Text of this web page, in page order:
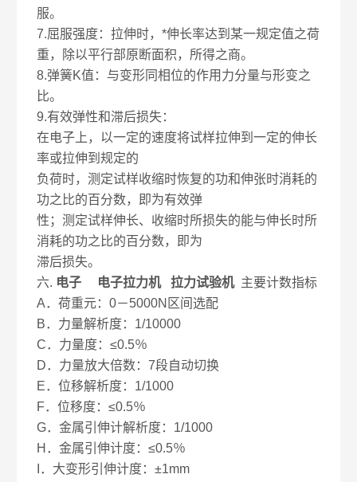
服。
7.屈服强度：拉伸时，*伸长率达到某一规定值之荷
重，除以平行部原断面积，所得之商。
8.弹簧K值：与变形同相位的作用力分量与形变之
比。
9.有效弹性和滞后损失：
在电子上，以一定的速度将试样拉伸到一定的伸长
率或拉伸到规定的
负荷时，测定试样收缩时恢复的功和伸张时消耗的
功之比的百分数，即为有效弹
性；测定试样伸长、收缩时所损失的能与伸长时所
消耗的功之比的百分数，即为
滞后损失。
六. 电子 电子拉力机 拉力试验机 主要计数指标
A．荷重元：0－5000N区间选配
B．力量解析度：1/10000
C．力量度：≤0.5％
D．力量放大倍数：7段自动切换
E．位移解析度：1/1000
F．位移度：≤0.5％
G．金属引伸计解析度：1/1000
H．金属引伸计度：≤0.5％
I．大变形引伸计度：±1mm